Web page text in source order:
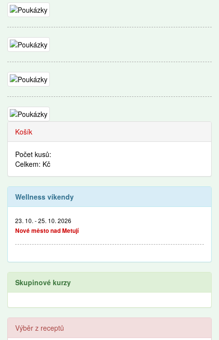
Košík
Počet kusů:
Celkem: Kč
Wellness víkendy
23. 10. - 25. 10. 2026
Nové město nad Metují
Skupinové kurzy
Výběr z receptů